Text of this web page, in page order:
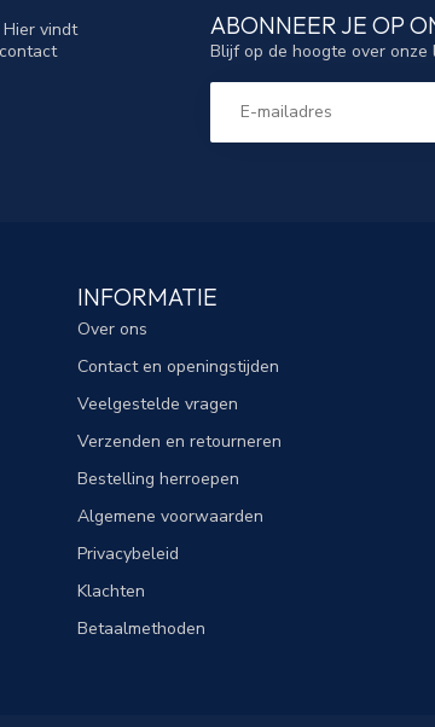
vindt
ABONNEER JE OP
Blijf op de hoogte over onze
INFORMATIE
Over ons
Contact en openingstijden
Veelgestelde vragen
Verzenden en retourneren
Bestelling herroepen
Algemene voorwaarden
Privacybeleid
Klachten
Betaalmethoden